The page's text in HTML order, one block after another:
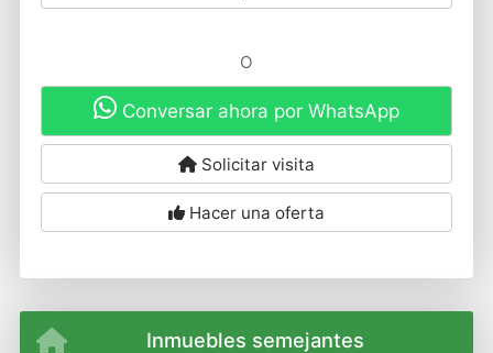
O
Conversar ahora por WhatsApp
Solicitar visita
Hacer una oferta
Inmuebles semejantes